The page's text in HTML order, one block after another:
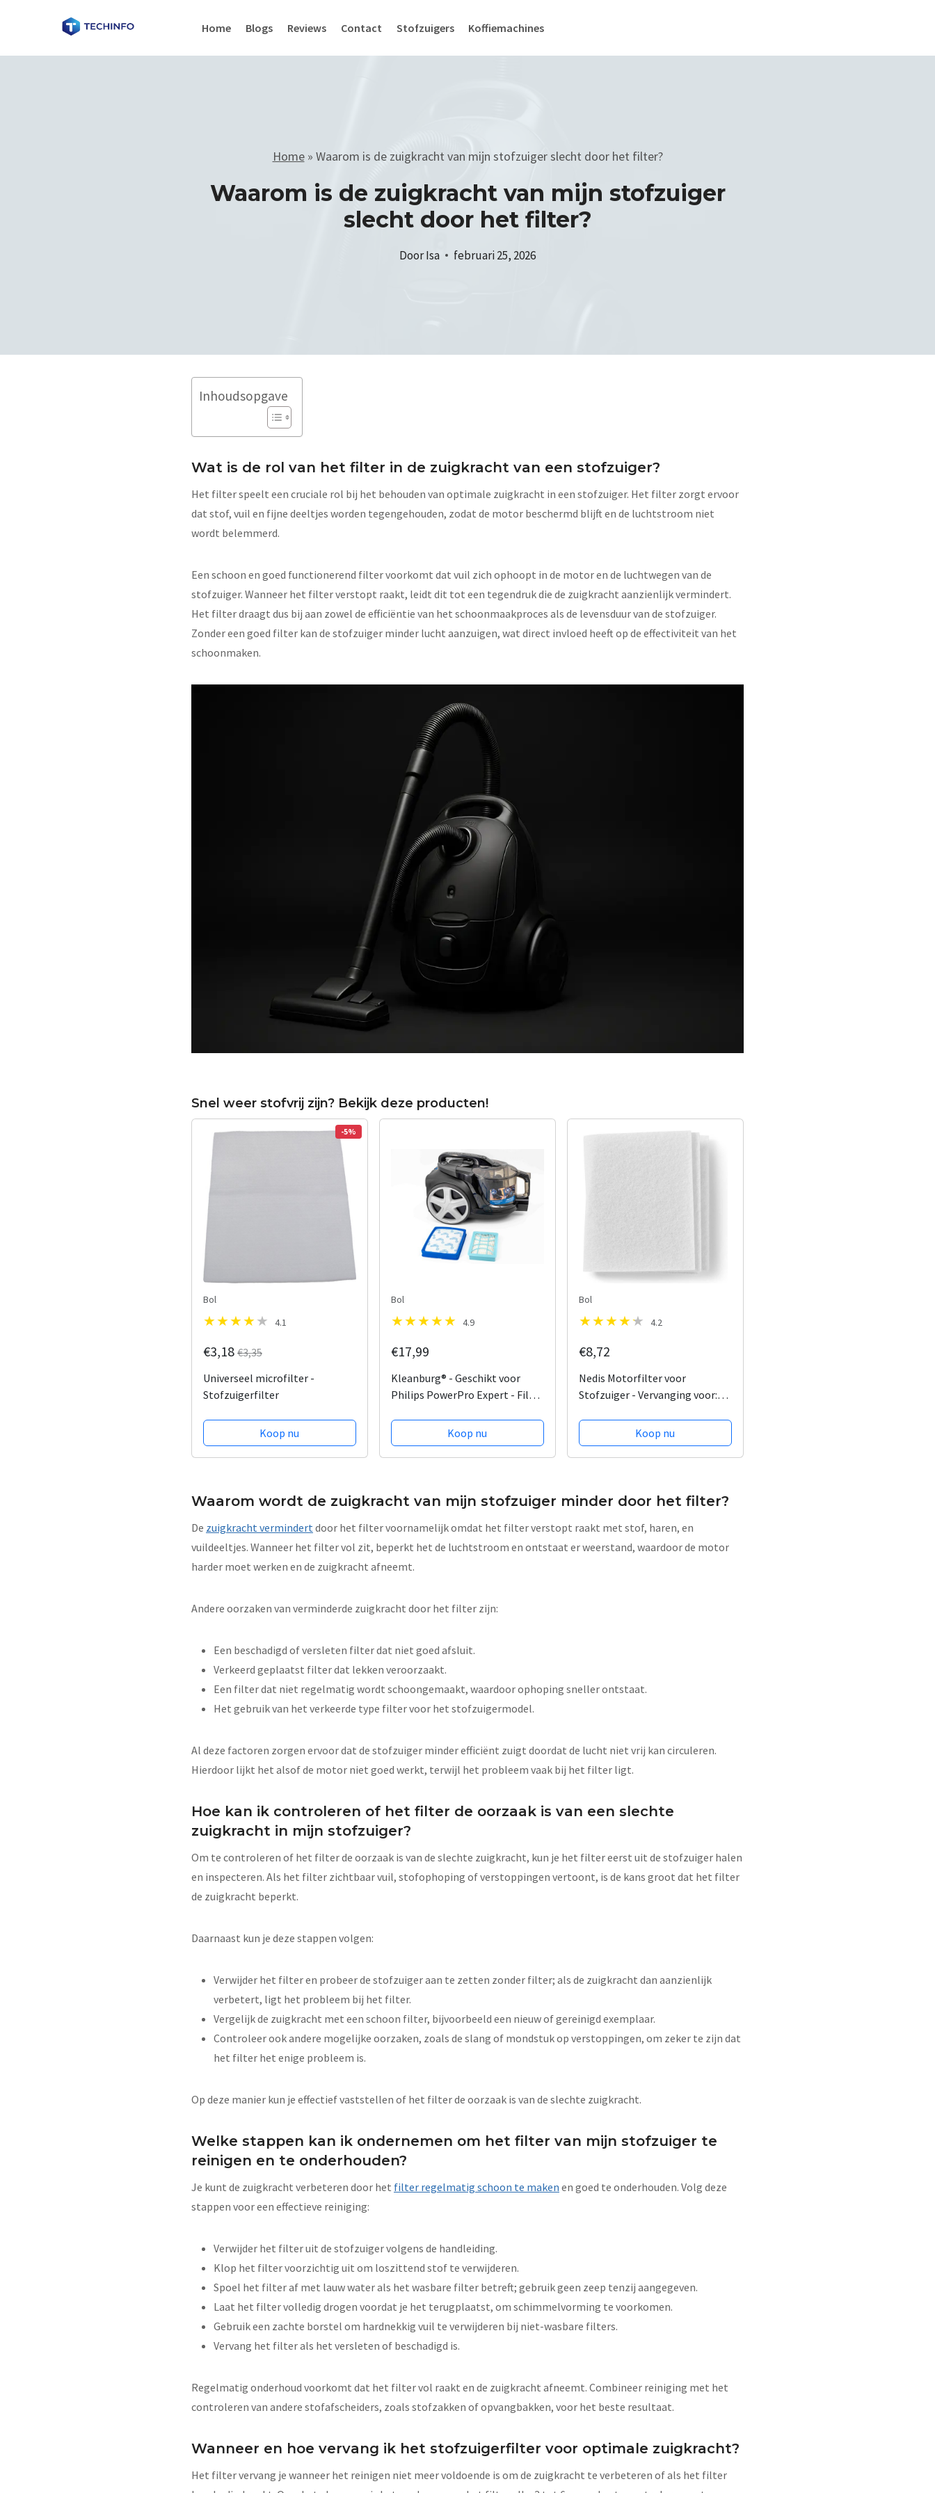
Home Blogs Reviews Contact Stofzuigers Koffiemachines
Home» Waarom is de zuigkracht van mijn stofzuiger slecht door het filter?
Waarom is de zuigkracht van mijn stofzuiger
slecht door het filter?
DoorIsa februari 25, 2026
Inhoudsopgave
Wat is de rol van het filter in de zuigkracht van een stofzuiger?
Het filter speelt een cruciale rol bij het behouden van optimale zuigkracht in een stofzuiger. Het filter zorgt ervoor
dat stof, vuil en fijne deeltjes worden tegengehouden, zodat de motor beschermd blijft en de luchtstroom niet
wordt belemmerd.
Een schoon en goed functionerend filter voorkomt dat vuil zich ophoopt in de motor en de luchtwegen van de
stofzuiger. Wanneer het filter verstopt raakt, leidt dit tot een tegendruk die de zuigkracht aanzienlijk vermindert.
Het filter draagt dus bij aan zowel de efficiëntie van het schoonmaakproces als de levensduur van de stofzuiger.
Zonder een goed filter kan de stofzuiger minder lucht aanzuigen, wat direct invloed heeft op de effectiviteit van het
schoonmaken.
Snel weer stofvrij zijn? Bekijk deze producten!
-5%
Bol
4.1
€3,18 €3,35
Universeel microfilter -
Stofzuigerfilter
Koop nu
Bol
4.9
€17,99
Kleanburg® - Geschikt voor
Philips PowerPro Expert - Filter
FC8003/01
Koop nu
Bol
4.2
€8,72
Nedis Motorfilter voor
Stofzuiger - Vervanging voor:
knippen
Koop nu
Waarom wordt de zuigkracht van mijn stofzuiger minder door het filter?
De zuigkracht vermindert door het filter voornamelijk omdat het filter verstopt raakt met stof, haren, en
vuildeeltjes. Wanneer het filter vol zit, beperkt het de luchtstroom en ontstaat er weerstand, waardoor de motor
harder moet werken en de zuigkracht afneemt.
Andere oorzaken van verminderde zuigkracht door het filter zijn:
Een beschadigd of versleten filter dat niet goed afsluit.
Verkeerd geplaatst filter dat lekken veroorzaakt.
Een filter dat niet regelmatig wordt schoongemaakt, waardoor ophoping sneller ontstaat.
Het gebruik van het verkeerde type filter voor het stofzuigermodel.
Al deze factoren zorgen ervoor dat de stofzuiger minder efficiënt zuigt doordat de lucht niet vrij kan circuleren.
Hierdoor lijkt het alsof de motor niet goed werkt, terwijl het probleem vaak bij het filter ligt.
Hoe kan ik controleren of het filter de oorzaak is van een slechte
zuigkracht in mijn stofzuiger?
Om te controleren of het filter de oorzaak is van de slechte zuigkracht, kun je het filter eerst uit de stofzuiger halen
en inspecteren. Als het filter zichtbaar vuil, stofophoping of verstoppingen vertoont, is de kans groot dat het filter
de zuigkracht beperkt.
Daarnaast kun je deze stappen volgen:
Verwijder het filter en probeer de stofzuiger aan te zetten zonder filter; als de zuigkracht dan aanzienlijk
verbetert, ligt het probleem bij het filter.
Vergelijk de zuigkracht met een schoon filter, bijvoorbeeld een nieuw of gereinigd exemplaar.
Controleer ook andere mogelijke oorzaken, zoals de slang of mondstuk op verstoppingen, om zeker te zijn dat
het filter het enige probleem is.
Op deze manier kun je effectief vaststellen of het filter de oorzaak is van de slechte zuigkracht.
Welke stappen kan ik ondernemen om het filter van mijn stofzuiger te
reinigen en te onderhouden?
Je kunt de zuigkracht verbeteren door het filter regelmatig schoon te maken en goed te onderhouden. Volg deze
stappen voor een effectieve reiniging:
Verwijder het filter uit de stofzuiger volgens de handleiding.
Klop het filter voorzichtig uit om loszittend stof te verwijderen.
Spoel het filter af met lauw water als het wasbare filter betreft; gebruik geen zeep tenzij aangegeven.
Laat het filter volledig drogen voordat je het terugplaatst, om schimmelvorming te voorkomen.
Gebruik een zachte borstel om hardnekkig vuil te verwijderen bij niet-wasbare filters.
Vervang het filter als het versleten of beschadigd is.
Regelmatig onderhoud voorkomt dat het filter vol raakt en de zuigkracht afneemt. Combineer reiniging met het
controleren van andere stofafscheiders, zoals stofzakken of opvangbakken, voor het beste resultaat.
Wanneer en hoe vervang ik het stofzuigerfilter voor optimale zuigkracht?
Het filter vervang je wanneer het reinigen niet meer voldoende is om de zuigkracht te verbeteren of als het filter